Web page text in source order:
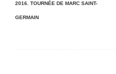
v
2016. TOURNÉE DE MARC SAINT-
GERMAIN